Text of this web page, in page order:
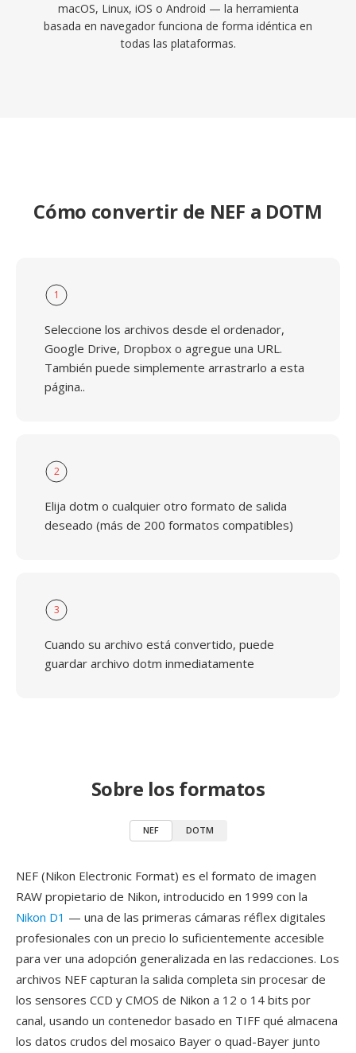
macOS, Linux, iOS o Android — la herramienta
basada en navegador funciona de forma idéntica en
todas las plataformas.
Cómo convertir de NEF a DOTM
1
Seleccione los archivos desde el ordenador,
Google Drive, Dropbox o agregue una URL.
También puede simplemente arrastrarlo a esta
página..
2
Elija dotm o cualquier otro formato de salida
deseado (más de 200 formatos compatibles)
3
Cuando su archivo está convertido, puede
guardar archivo dotm inmediatamente
Sobre los formatos
NEF DOTM
NEF (Nikon Electronic Format) es el formato de imagen
RAW propietario de Nikon, introducido en 1999 con la
Nikon D1 — una de las primeras cámaras réflex digitales
profesionales con un precio lo suficientemente accesible
para ver una adopción generalizada en las redacciones. Los
archivos NEF capturan la salida completa sin procesar de
los sensores CCD y CMOS de Nikon a 12 o 14 bits por
canal, usando un contenedor basado en TIFF qué almacena
los datos crudos del mosaico Bayer o quad-Bayer junto